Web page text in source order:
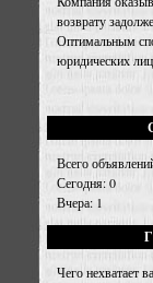
возврату
Оптимальным
юридических
Всего
Сегодня: 0
Вчера: 1
Чего нехватает